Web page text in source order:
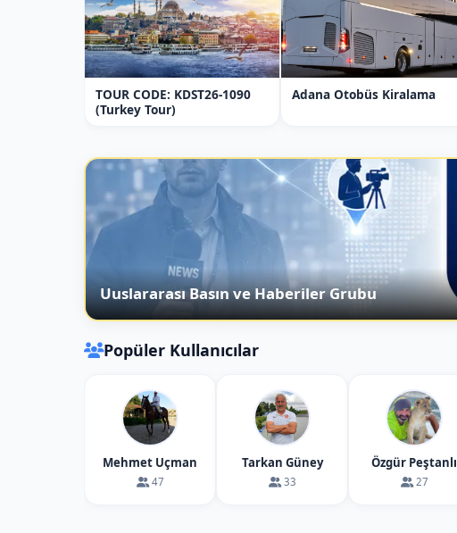
TOUR CODE: KDST26-1090
(Turkey Tour)
Adana Otobüs Kiralama
Uuslararası Basın ve Haberiler Grubu
Popüler Kullanıcılar
Mehmet Uçman
47
Tarkan Güney
33
Özgür Peştanlı
27